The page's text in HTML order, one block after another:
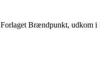
Brændpunkt, udkom i